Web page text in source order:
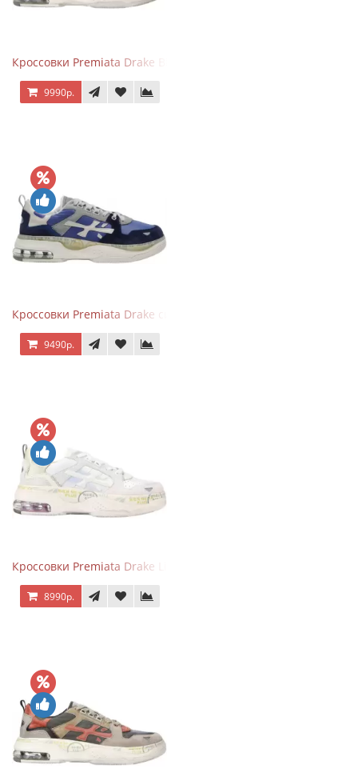
Кроссовки Premiata Drake Black Gray
9990р.
Кроссовки Premiata Drake синие с серым
9490р.
Кроссовки Premiata Drake Light Beige Silver
8990р.